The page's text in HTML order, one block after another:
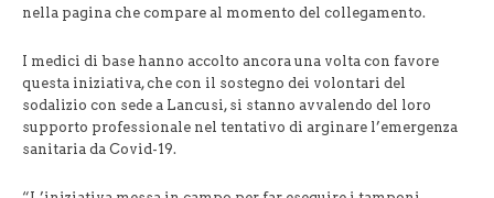
nella pagina che compare al momento del collegamento.
I medici di base hanno accolto ancora una volta con favore
questa iniziativa, che con il sostegno dei volontari del
sodalizio con sede a Lancusi, si stanno avvalendo del loro
supporto professionale nel tentativo di arginare l’emergenza
sanitaria da Covid-19.